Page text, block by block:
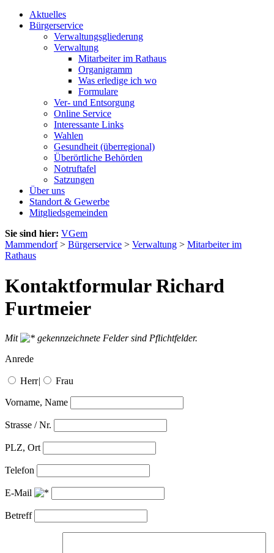
Aktuelles
Bürgerservice
Verwaltungsgliederung
Verwaltung
Mitarbeiter im Rathaus
Organigramm
Was erledige ich wo
Formulare
Ver- und Entsorgung
Online Service
Interessante Links
Wahlen
Gesundheit (überregional)
Überörtliche Behörden
Notruftafel
Satzungen
Über uns
Standort & Gewerbe
Mitgliedsgemeinden
Sie sind hier: VGem
Mammendorf> Bürgerservice > Verwaltung > Mitarbeiter im
Rathaus
Kontaktformular Richard
Furtmeier
Mit
gekennzeichnete Felder sind Pflichtfelder.
Anrede
Herr| Frau
Vorname, Name
Strasse / Nr.
PLZ, Ort
Telefon
E-Mail
Betreff